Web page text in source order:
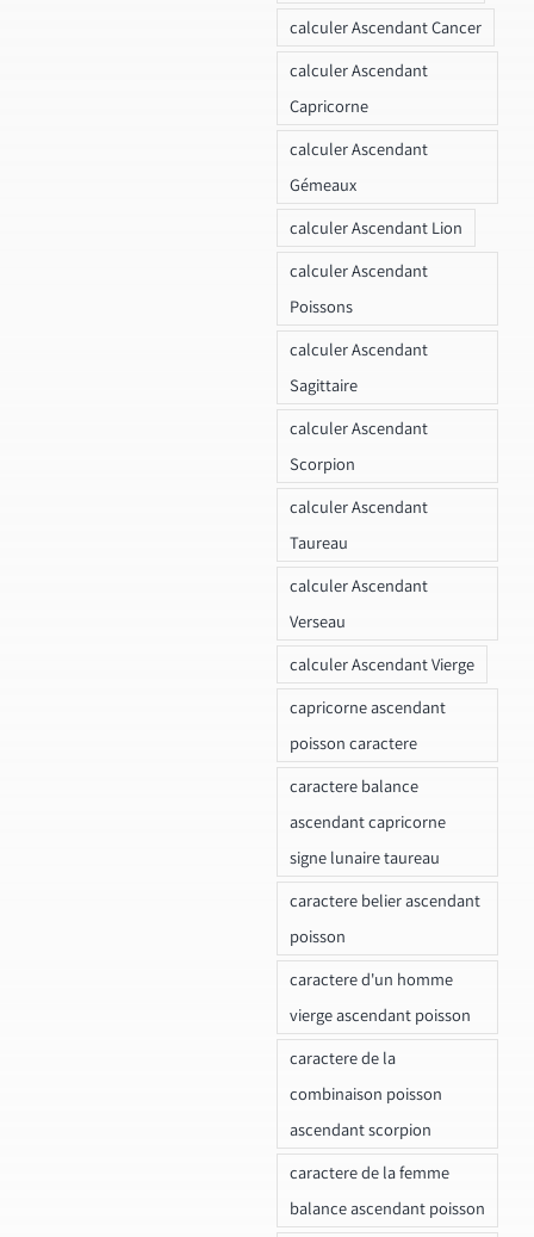
calculer Ascendant Cancer
calculer Ascendant
Capricorne
calculer Ascendant
Gémeaux
calculer Ascendant Lion
calculer Ascendant
Poissons
calculer Ascendant
Sagittaire
calculer Ascendant
Scorpion
calculer Ascendant
Taureau
calculer Ascendant
Verseau
calculer Ascendant Vierge
capricorne ascendant
poisson caractere
caractere balance
ascendant capricorne
signe lunaire taureau
caractere belier ascendant
poisson
caractere d'un homme
vierge ascendant poisson
caractere de la
combinaison poisson
ascendant scorpion
caractere de la femme
balance ascendant poisson